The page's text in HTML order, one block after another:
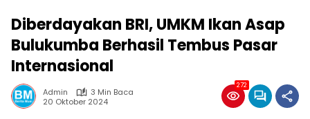
Diberdayakan BRI, UMKM Ikan Asap
Bulukumba Berhasil Tembus Pasar
Internasional
Admin
3 Min Baca
20 Oktober 2024
272